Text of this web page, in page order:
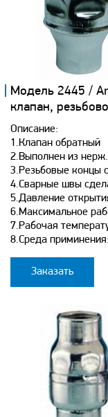
Модель 2445 /
клапан,
Описание:
1.Клапан обратный
2.Выполнен из
3.Резьбовые концы
4.Сварные швы
5.Давление
6.Максимальное
7.Рабочая
8.Среда
Заказать